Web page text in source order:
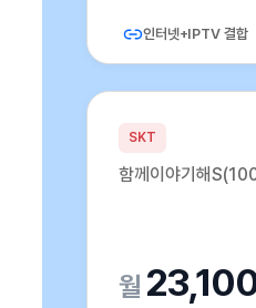
인터넷+IPTV 결합
SKT
함께이야기해